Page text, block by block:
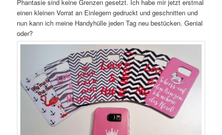
Phantasie sind keine Grenzen gesetzt. Ich habe mir jetzt erstmal
einen kleinen Vorrat an Einlegern gedruckt und geschnitten und
nun kann ich meine Handyhülle jeden Tag neu bestücken. Genial
oder?